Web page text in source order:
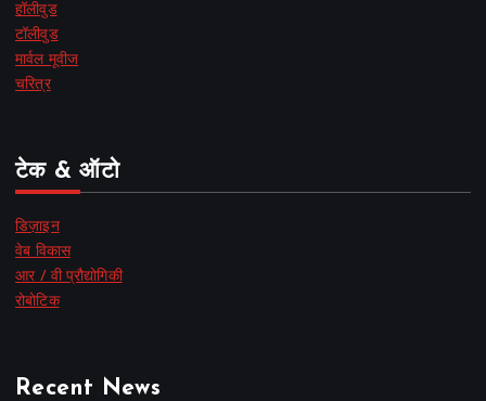
हॉलीवुड
टॉलीवुड
मार्वल मूवीज
चरित्र
टेक & ऑटो
डिज़ाइन
वेब विकास
आर / वी प्रौद्योगिकी
रोबोटिक
Recent News